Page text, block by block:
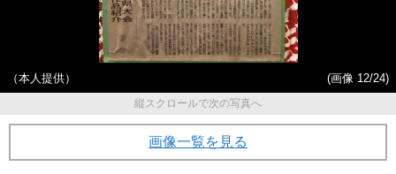
（本人提供）
(画像 12/24)
縦スクロールで次の写真へ
画像一覧を見る